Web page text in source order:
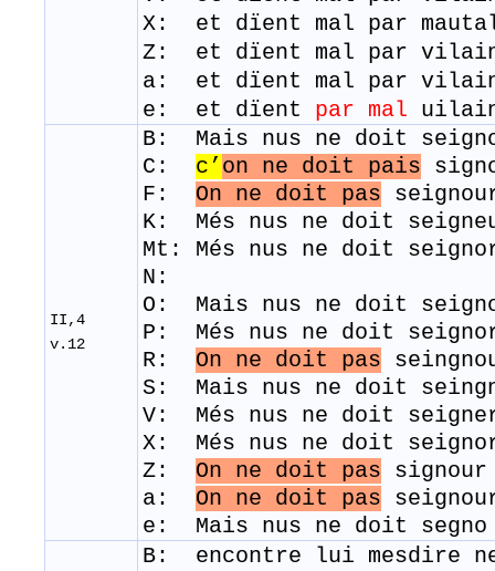
X: et dïent mal par
Z: et dïent mal par
a: et dïent mal par
e: et dïent par mal
II,4
v.12
B: Mais nus ne doit
C: c’ on ne doit pais
F: On ne doit pas
K: Més nus ne doit
Mt: Més nus ne doit
N:
O: Mais nus ne doit
P: Més nus ne doit
R: On ne doit pas
S: Mais nus ne doit
V: Més nus ne doit
​X: Més nus ne doit
Z: On ne doit pas
a: On ne doit pas
e: Mais nus ne doit segno
B: encontre lui mesdire ne